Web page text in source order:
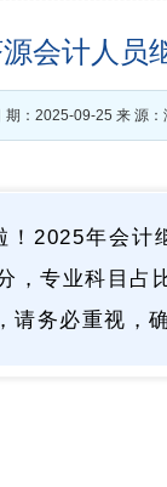
会计人员
期：2025-09-25 来 源
！2025年会
，专业科目占
务必重视，